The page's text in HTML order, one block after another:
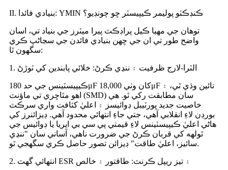
II. بنيادي فائدا: YMIN ڪنڊڪٽو پوليمر ڪيپيسٽر ڇو چونڊيو؟
توهان جي مهيا ڪيل پراڊڪٽ پيرا ميٽرز جي بنياد تي، اسان
واضح طور تي ان جي ڇهن بنيادي فائدن جي سڃاڻپ ڪري
سگهون ٿا:
1. الٽرا-لارج ظرفيت ۽ ننڍي ڪرڻ: خلائي پابندين کي ٽوڙڻ
ڪيپيسٽينس جي حد 180μF کان وٺي 18,000μF تائين وڌي ٿي، ۽
اهو مٿاڇري تي ماؤنٽ (SMD) سان مطابقت رکي ٿو. هي
خاصيت جديد پورٽيبل ڊوائيسز ۽ اعليٰ کثافت واري سرڪٽ
بورڊن لاءِ انقلابي آهي، جتي جاءِ انتهائي محدود آهي. ڊيزائنرز کي
هاڻي اعليٰ ڪيپيسٽينس لاءِ قيمتي پي سي بي ايريا يا ڊوائيس جي
ٿولهه کي قربان ڪرڻ جي ضرورت ناهي، آساني سان "ننڍي
سائيز، اعليٰ طاقت" ڊيزائن تصور حاصل ڪري سگهجي ٿو.
2. انتهائي گهٽ ESR ۽ تيز ريپل ڪرنٽ: طاقتور ۽ خالص